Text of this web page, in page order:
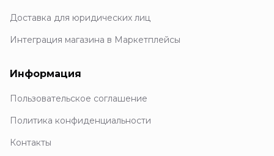
Доставка для юридических лиц
Интеграция магазина в Маркетплейсы
Информация
Пользовательское соглашение
Политика конфиденциальности
Контакты